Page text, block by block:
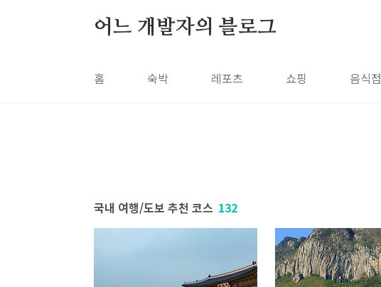
어느 개발자의 블로그
홈 숙박 레포츠 쇼핑 음식점
국내 여행/도보 추천 코스 132